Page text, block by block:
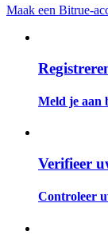
Informatie
Big data-
Maak een Bitrue-
Meld je aan
Verifieer
Controleer